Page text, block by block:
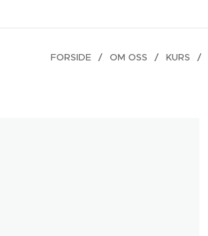
FORSIDE OM OSS KURS